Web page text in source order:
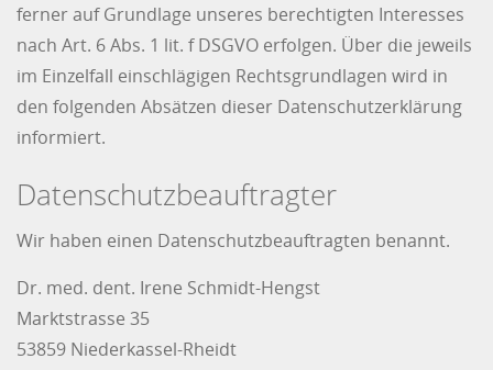
ferner auf Grundlage unseres berechtigten Interesses
nach Art. 6 Abs. 1 lit. f DSGVO erfolgen. Über die jeweils
im Einzelfall einschlägigen Rechtsgrundlagen wird in
den folgenden Absätzen dieser Datenschutzerklärung
informiert.
Datenschutz­beauftragter
Wir haben einen Datenschutzbeauftragten benannt.
Dr. med. dent. Irene Schmidt-Hengst
Marktstrasse 35
53859 Niederkassel-Rheidt